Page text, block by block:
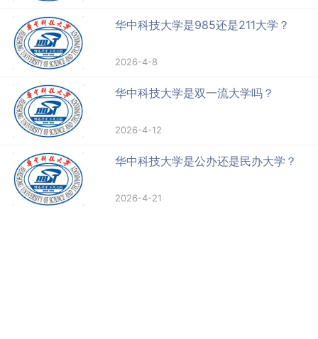
华中科技大学是985还是211大学？
2026-4-8
华中科技大学是双一流大学吗？
2026-4-12
华中科技大学是公办还是民办大学？
2026-4-21